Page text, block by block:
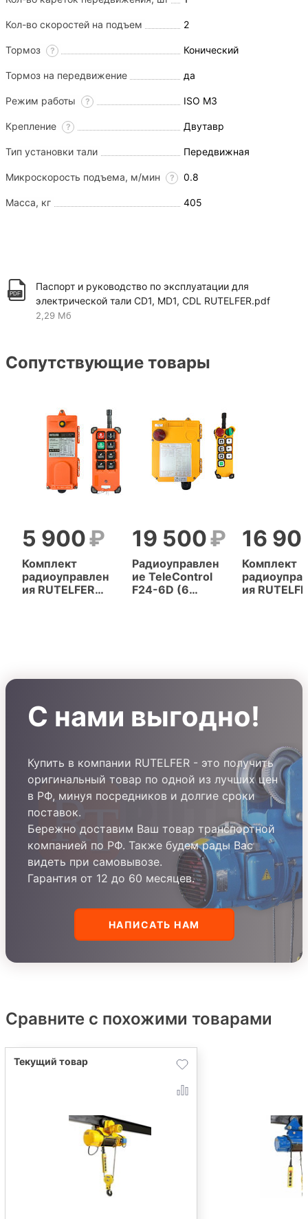
Кол-во скоростей на подъем 2
Тормоз ? Конический
Тормоз на передвижение да
Режим работы ? ISO M3
Крепление ? Двутавр
Тип установки тали Передвижная
Микроскорость подъема, м/мин ? 0.8
Масса, кг 405
Паспорт и руководство по эксплуатации для
электрической тали CD1, MD1, CDL RUTELFER.pdf
2,29 Мб
Сопутствующие товары
Комплект
радиоуправлен
ия RUTELFER
5 900
Радиоуправлен
ие TeleControl
F24-6D (6
19 500
Комплект
ия
16
С нами выгодно!
Купить в компании RUTELFER - это получить
оригинальный товар по одной из лучших цен
в РФ, минуя посредников и долгие сроки
поставок.
Бережно доставим Ваш товар транспортной
компанией по РФ. Также будем рады Вас
видеть при самовывозе.
Гарантия от 12 до 60 месяцев.
НАПИСАТЬ НАМ
Сравните с похожими товарами